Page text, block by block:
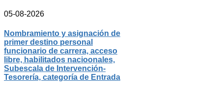
05-08-2026
Nombramiento y asignación de
primer destino personal
funcionario de carrera, acceso
libre, habilitados nacioonales,
Subescala de Intervención-
Tesorería, categoría de Entrada